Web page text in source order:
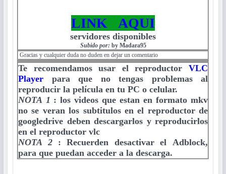
LINK AQUI
servidores disponibles
Subido por: by Madara95
Gracias y cualquier duda no duden en dejar un comentario
Te recomendamos usar el reproductor VLC
Player para que no tengas problemas al
reproducir la película en tu PC o celular.
NOTA 1 : los videos que estan en formato mkv
no se veran los subtitulos en el reproductor de
googledrive deben descargarlos y reproducirlos
en el reproductor vlc
NOTA 2 : Recuerden desactivar el Adblock,
para que puedan acceder a la descarga.